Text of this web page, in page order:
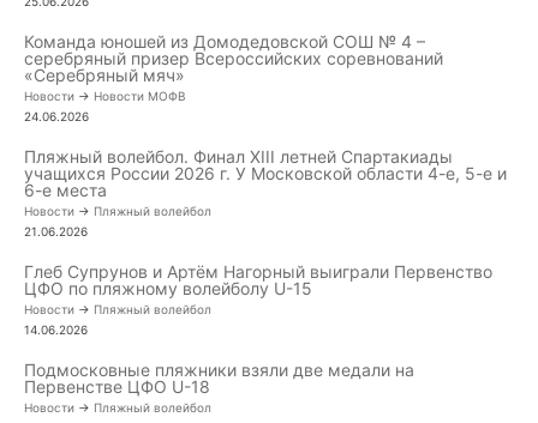
Команда юношей из Домодедовской СОШ № 4 –
серебряный призер Всероссийских соревнований
«Серебряный мяч»
Новости -> Новости МОФВ
24.06.2026
Пляжный волейбол. Финал XIII летней Спартакиады
учащихся России 2026 г. У Московской области 4-е, 5-е и
6-е места
Новости -> Пляжный волейбол
21.06.2026
Глеб Супрунов и Артём Нагорный выиграли Первенство
ЦФО по пляжному волейболу U-15
Новости -> Пляжный волейбол
14.06.2026
Подмосковные пляжники взяли две медали на
Первенстве ЦФО U-18
Новости -> Пляжный волейбол